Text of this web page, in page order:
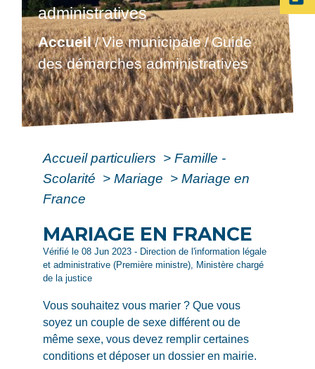
administratives
Accueil/Vie municipale/Guide
des démarches administratives
Accueil particuliers > Famille -
Scolarité > Mariage > Mariage en
France
MARIAGE EN FRANCE
Vérifié le 08 Jun 2023 - Direction de l'information légale
et administrative (Première ministre), Ministère chargé
de la justice
Vous souhaitez vous marier ? Que vous
soyez un couple de sexe différent ou de
même sexe, vous devez remplir certaines
conditions et déposer un dossier en mairie.